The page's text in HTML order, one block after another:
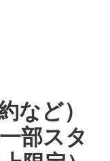
など）
一部スタ